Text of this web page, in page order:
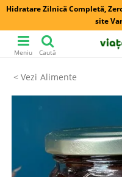
Hidratare Zilnică Completă,
site
Meniu Caută
Alimente